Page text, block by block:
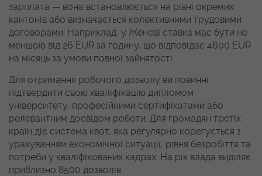
зарплата — вона встановлюється на рівні окремих
кантонів або визначається колективними трудовими
договорами. Наприклад, у Женеві ставка має бути не
меншою від 26 EUR за годину, що відповідає 4600 EUR
на місяць за умови повної зайнятості.
Для отримання робочого дозволу ви повинні
підтвердити свою кваліфікацію дипломом
університету, професійними сертифікатами або
релевантним досвідом роботи. Для громадян третіх
країн діє система квот, яка регулярно корегується з
урахуванням економічної ситуації, рівня безробіття та
потреби у кваліфікованих кадрах. На рік влада виділяє
приблизно 8500 дозволів.